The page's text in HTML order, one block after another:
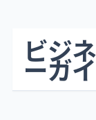
ビジ
ーガ